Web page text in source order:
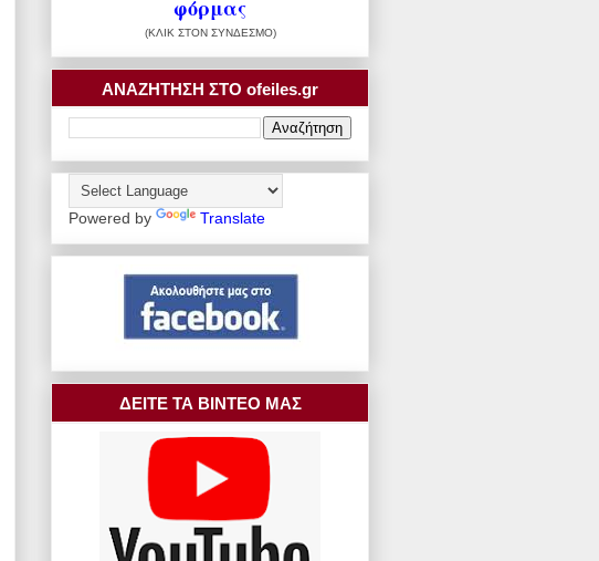
φόρμας
(ΚΛΙΚ ΣΤΟΝ ΣΥΝΔΕΣΜΟ)
ΑΝΑΖΗΤΗΣΗ ΣΤΟ ofeiles.gr
Powered by Translate
ΔΕΙΤΕ ΤΑ ΒΙΝΤΕΟ ΜΑΣ